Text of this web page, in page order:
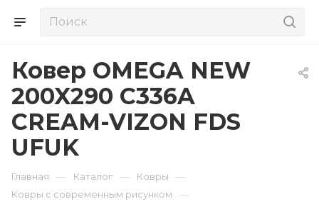
Ковер OMEGA NEW
200X290 C336A
CREAM-VIZON FDS
UFUK
Главная — Каталог — Ковры —
Ковры с современным рисунком —